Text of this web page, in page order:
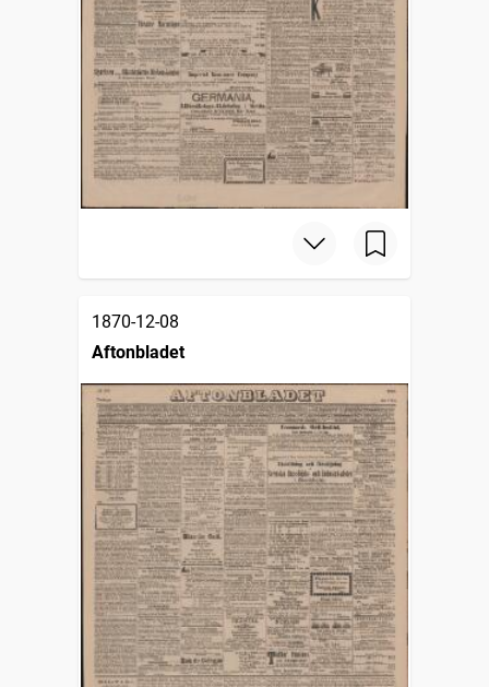
1870-12-08
Aftonbladet